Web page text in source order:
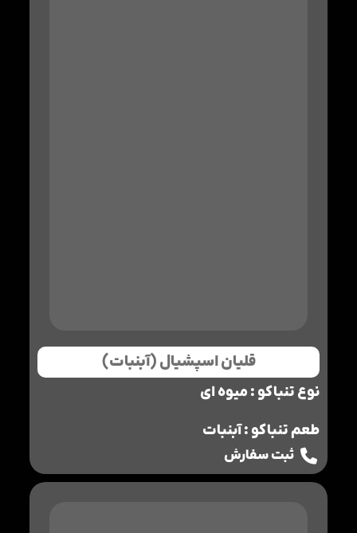
قلیان اسپشیال (آبنبات)
نوع تنباکو : میوه ای
طعم تنباکو : آبنبات
ثبت سفارش